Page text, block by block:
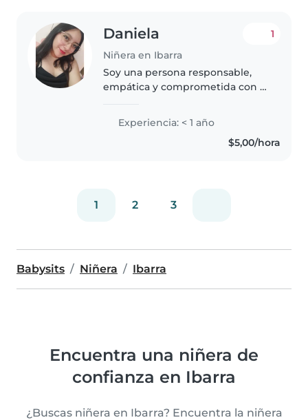
Daniela
Niñera en Ibarra
1
Soy una persona responsable,
empática y comprometida con el
experiencia en el cuidado de
niños y adolescentes y me gusta
acompañar su desarrollo con
Experiencia: < 1 año
$5,00/hora
1 2 3
Babysits Niñera Ibarra
Encuentra una niñera de
confianza en Ibarra
¿Buscas niñera en Ibarra? Encuentra la niñera